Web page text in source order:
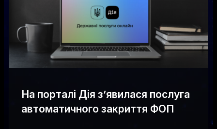
На порталі Дія з’явилася послуга
автоматичного закриття ФОП